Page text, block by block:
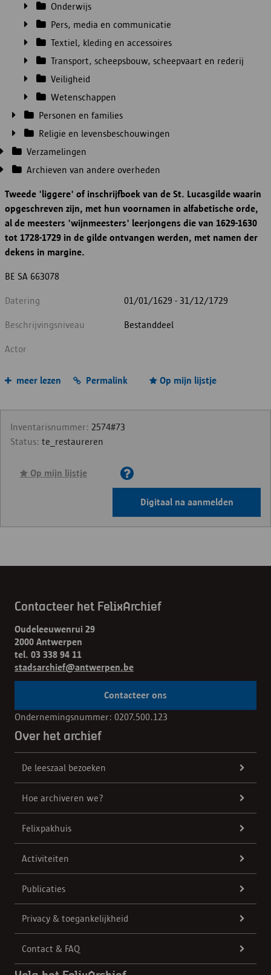
Onderwijs
Pers, media en communicatie
Textiel, kleding en accessoires
Transport, scheepsbouw, scheepvaart en rederijen
Veiligheid
Wetenschappen
Personen en families
Religie en levensbeschouwingen
Verzamelingen
Archieven van andere overheden
Tweede 'liggere' of inschrijfboek van de St. Lucasgilde waarin
opgeschreven zijn, met hun voornamen in alfabetische orde,
al de meesters 'wijnmeesters' leerjongens die van 1629-1630
tot 1728-1729 in de gilde ontvangen werden, met namen der
dekens in margine.
BE SA 663078
Datering 01/01/1629 - 31/12/1729
Beschrijvingsniveau Bestanddeel
Actor
meer lezen Permalink Op mijn lijstje
Inventarisnummer: 2574#73
Status: te_restaureren
Op mijn lijstje
Digitaal na aanmelden
Contacteer het FelixArchief
Oudeleeuwenrui 29
2000 Antwerpen
tel. 03 338 94 11
stadsarchief@antwerpen.be
Contacteer ons
Ondernemingsnummer: 0207.500.123
Over het archief
De leeszaal bezoeken
Hoe archiveren we?
Felixpakhuis
Activiteiten
Publicaties
Privacy & toegankelijkheid
Contact & FAQ